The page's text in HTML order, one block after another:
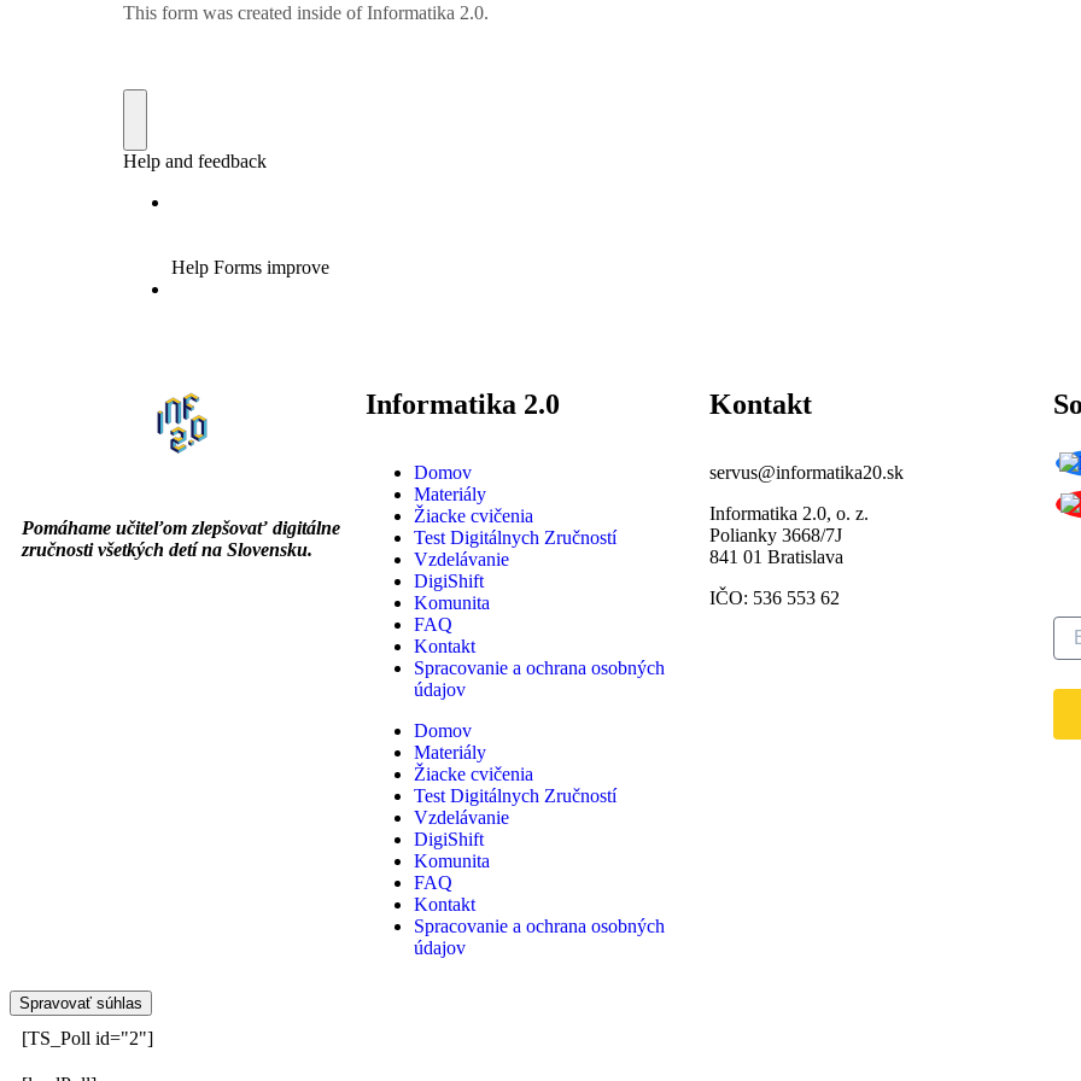
Pomáhame učiteľom zlepšovať digitálne
zručnosti všetkých detí na Slovensku.
Informatika 2.0
Domov
Materiály
Žiacke cvičenia
Test Digitálnych Zručností
Vzdelávanie
DigiShift
Komunita
FAQ
Kontakt
Spracovanie a ochrana osobných
údajov
Domov
Materiály
Žiacke cvičenia
Test Digitálnych Zručností
Vzdelávanie
DigiShift
Komunita
FAQ
Kontakt
Spracovanie a ochrana osobných
údajov
Kontakt
servus@informatika20.sk
Informatika 2.0, o. z.
Polianky 3668/7J
841 01 Bratislava
IČO: 536 553 62
Spravovať súhlas
[TS_Poll id="2"]